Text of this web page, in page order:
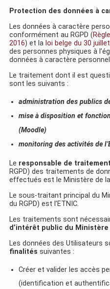
Protection des données à
Les données à caractère
conformément au RGPD (
2016) et la loi belge du 30
des personnes physiques à
données à caractère
Le traitement dont il est
sont les suivants :
administration des publics de
mise à disposition et
(Moodle)
monitoring des activités de
Le responsable de traitement
RGPD) des traitements de
effectués est le Ministère de
Le sous-traitant principal du
du RGPD) est l’ETNIC.
Les traitements sont
d’intérêt public du Ministère
Les données des Utilisateurs
finalités suivantes :
Créer et valider les accès
(identification et